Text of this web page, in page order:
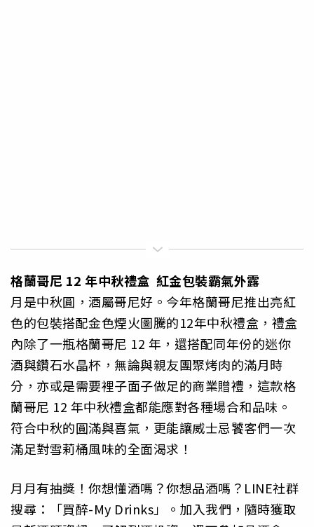
格蘭哥尼 12 年中秋禮盒 紅金包裝霸氣外露
月是中秋圓，酒屬哥尼好。今年格蘭哥尼推出亮紅
色的包裝搭配金色煙火圖騰的12年中秋禮盒，禮盒
內除了一瓶格蘭哥尼 12 年，還搭配同年份的迷你
酒與鑽石水晶杯，無論與親友團聚烤肉的滿月時
分，亦或是需要裡子面子做足的商業贈禮，這款格
蘭哥尼 12 年中秋禮盒都能應對各種場合和品味。
符合中秋的圓滿與喜氣，更能讓威士忌饕客們一次
滿足對雪莉桶風味的全面渴求！
月月有抽獎！你想懂酒嗎？你想品酒嗎？LINE社群
搜尋：「買醉-My Drinks」。加入我們，隨時獲取